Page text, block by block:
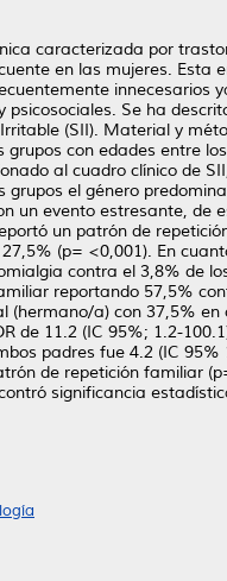
caracterizada por
en las mujeres. Esta
innecesarios
Se ha
(SII). Material y
con edades entre
al cuadro clínico de
el género
un evento estresante,
un patrón de
(p= <0,001). En
contra el 3,8% de
reportando 57,5%
a) con 37,5% en
11.2 (IC 95%; 1.2-
padres fue 4.2 (IC
de repetición familiar
significancia